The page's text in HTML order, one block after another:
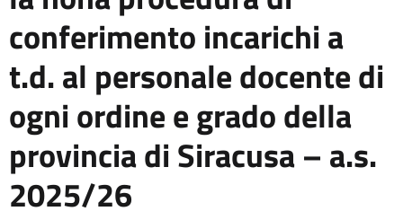
conferimento incarichi a
t.d. al personale docente di
ogni ordine e grado della
provincia di Siracusa – a.s.
2025/26